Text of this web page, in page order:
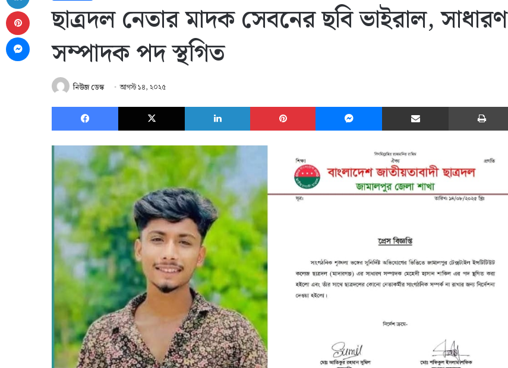
ছাত্রদল নেতার মাদক সেবনের ছবি ভাইরাল, সাধারণ
সম্পাদক পদ স্থগিত
নিউজ ডেস্ক আগস্ট ১৪, ২০২৫
Facebook X LinkedIn Pinterest Messenger Share via Email
Pinterest